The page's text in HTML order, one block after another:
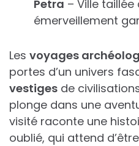
Petra – Ville
émerveillement
Les voyages
portes d’un univers
vestiges de
plonge dans une
visité raconte une
oublié, qui attend